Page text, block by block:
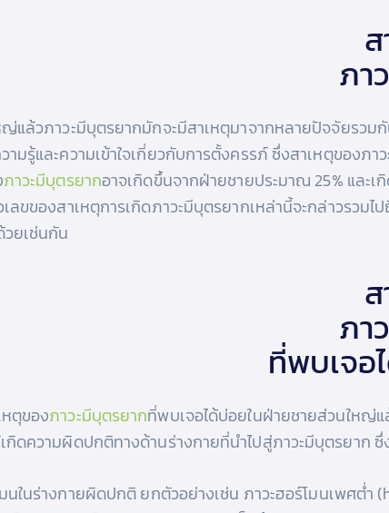
ภา
แล้วภาวะมีบุตรยากมักจะมีสาเหตุมาจากหลายปัจจัยรวม
มรู้และความเข้าใจเกี่ยวกับการตั้งครรภ์ ซึ่งสาเหตุของภ
ภาวะมีบุตรยากอาจเกิดขึ้นจากฝ่ายชายประมาณ 25% และ
เลขของสาเหตุการเกิดภาวะมีบุตรยากเหล่านี้จะกล่าวรว
ยเช่นกัน
ภา
ที่พบเจอ
ตุของภาวะมีบุตรยากที่พบเจอได้บ่อยในฝ่ายชายส่วนใหญ่
เกิดความผิดปกติทางด้านร่างกายที่นำไปสู่ภาวะมีบุตรยาก
นในร่างกายผิดปกติ ยกตัวอย่างเช่น ภาวะฮอร์โมนเพศต่